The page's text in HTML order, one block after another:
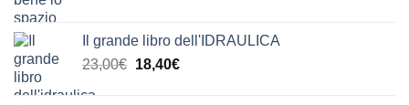
era:
11,00€.
è:
9,90€.
Il grande libro dell'IDRAULICA
23,00€ Il
18,40€Il